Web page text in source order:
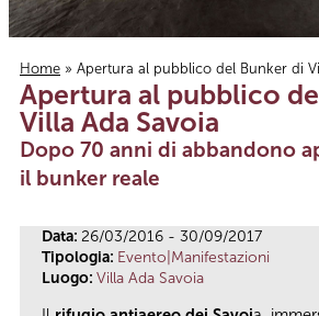
Tu sei qui
Home » Apertura al pubblico del Bunker di
Apertura al pubblico
Villa Ada Savoia
Dopo 70 anni di abbandono
il bunker reale
Data: 26/03/2016 - 30/09/2017
Tipologia: Evento|Manifestazioni
Luogo: Villa Ada Savoia